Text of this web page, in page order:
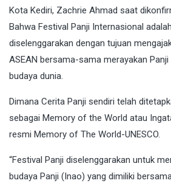
Kota Kediri, Zachrie Ahmad saat
Bahwa Festival Panji Internasional
diselenggarakan dengan tujuan
ASEAN bersama-sama merayakan
budaya dunia.
Dimana Cerita Panji sendiri telah
sebagai Memory of the World atau
resmi Memory of The World-UNESCO.
“Festival Panji diselenggarakan untuk
budaya Panji (Inao) yang dimiliki